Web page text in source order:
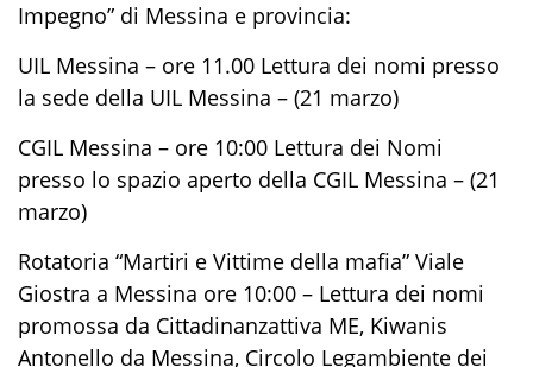
Impegno” di Messina e provincia:
UIL Messina – ore 11.00 Lettura dei nomi presso
la sede della UIL Messina – (21 marzo)
CGIL Messina – ore 10:00 Lettura dei Nomi
presso lo spazio aperto della CGIL Messina – (21
marzo)
Rotatoria “Martiri e Vittime della mafia” Viale
Giostra a Messina ore 10:00 – Lettura dei nomi
promossa da Cittadinanzattiva ME, Kiwanis
Antonello da Messina, Circolo Legambiente dei